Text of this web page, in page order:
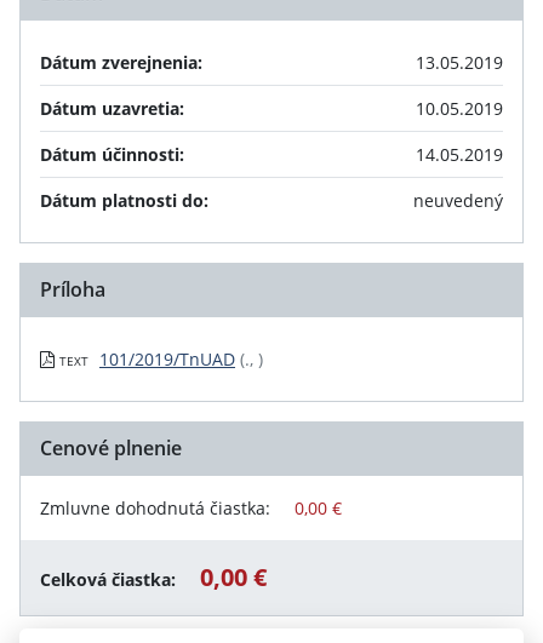
Dátum zverejnenia:
13.05.2019
Dátum uzavretia:
10.05.2019
Dátum účinnosti:
14.05.2019
Dátum platnosti do:
neuvedený
Príloha
TEXT 101/2019/TnUAD (., )
Cenové plnenie
Zmluvne dohodnutá čiastka: 0,00 €
Celková čiastka: 0,00 €